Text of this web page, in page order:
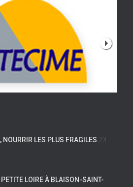
LES PLUS FRAGILES 23
PETITE LOIRE À BLAISON-SAINT-